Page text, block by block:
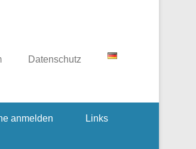
Datenschutz
anmelden Links